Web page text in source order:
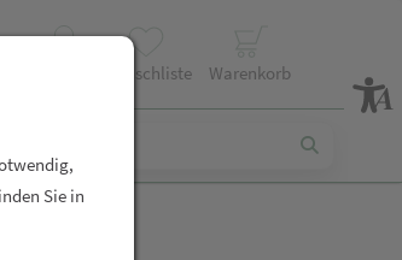
Wunschliste Warenkorb
Sie in